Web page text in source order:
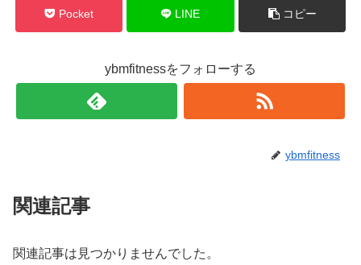
Pocket LINE コピー
ybmfitnessをフォローする
ybmfitness
関連記事
関連記事は見つかりませんでした。